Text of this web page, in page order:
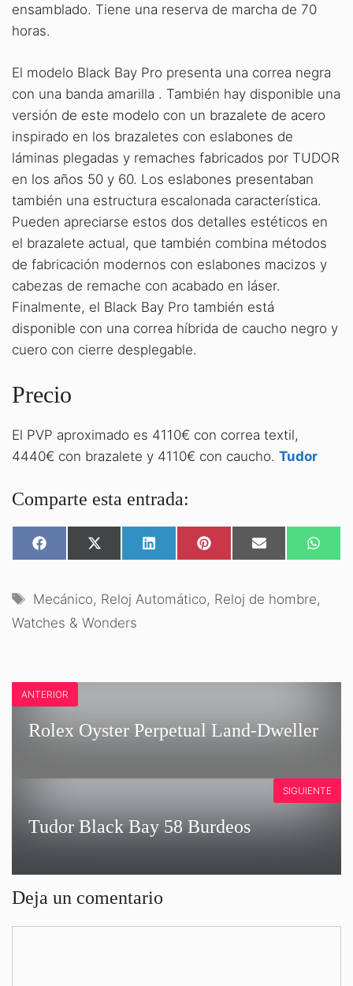
ensamblado. Tiene una reserva de marcha de 70
horas.
El modelo Black Bay Pro presenta una correa negra
con una banda amarilla . También hay disponible una
versión de este modelo con un brazalete de acero
inspirado en los brazaletes con eslabones de
láminas plegadas y remaches fabricados por TUDOR
en los años 50 y 60. Los eslabones presentaban
también una estructura escalonada característica.
Pueden apreciarse estos dos detalles estéticos en
el brazalete actual, que también combina métodos
de fabricación modernos con eslabones macizos y
cabezas de remache con acabado en láser.
Finalmente, el Black Bay Pro también está
disponible con una correa híbrida de caucho negro y
cuero con cierre desplegable.
Precio
El PVP aproximado es 4110€ con correa textil,
4440€ con brazalete y 4110€ con caucho. Tudor
Comparte esta entrada:
COMPARTIR
EN
COMPARTIR
EN
COMPARTIR
EN
COMPARTIR
EN
COMPARTIR
EN
EN
Etiquetas
Mecánico, Reloj Automático, Reloj de hombre,
Watches & Wonders
ANTERIOR
Rolex Oyster Perpetual Land‑Dweller
Tudor Black Bay 58 Burdeos
SIGUIENTE
Deja un comentario